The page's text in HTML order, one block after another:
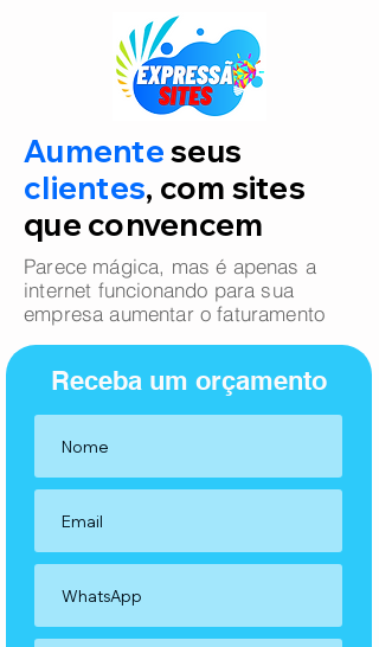
Aumenteseus
clientes, com sites
que convencem
Parece mágica, mas é apenas a
internet funcionando para sua
empresa aumentar o faturamento
Receba um orçamento